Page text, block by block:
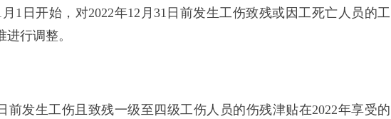
月1日开始，对2022年12月31日前发生工伤致残或因工死亡人员的工
行调整。
前发生工伤且致残一级至四级工伤人员的伤残津贴在2022年享受的